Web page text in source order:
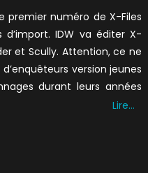
premier numéro de X-Files
d’import. IDW va éditer X-
et Scully. Attention, ce ne
version jeunes
durant leurs années
Lire…